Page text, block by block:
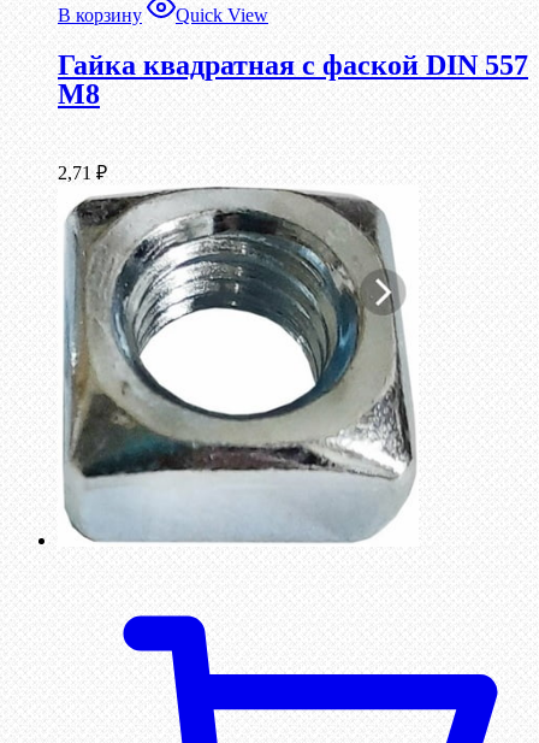
В корзину Quick View
Гайка квадратная с фаской DIN 557
М8
2,71 ₽